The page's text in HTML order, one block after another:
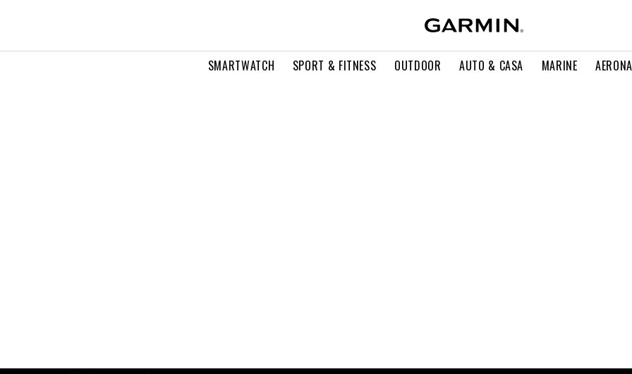
SMARTWATCH SPORT & FITNESS OUTDOOR AUTO & CASA MARINE